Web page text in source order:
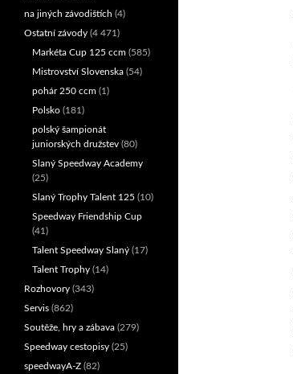
na jiných závodištích (4)
Ostatní závody (4 471)
Markéta Cup 125 ccm (585)
Mistrovství Slovenska (54)
pohár 250 ccm (1)
Polsko (181)
polský šampionát
juniorských družstev (80)
Slaný Speedway Academy
(25)
Slaný Trophy Talent 125 (10)
Speedway Friendship Cup
(41)
Talent Speedway Slaný (17)
Talent Trophy (14)
Rozhovory (343)
Servis (862)
Soutěže, hry a zábava (279)
Speedway cestopisy (25)
speedwayA-Z (82)